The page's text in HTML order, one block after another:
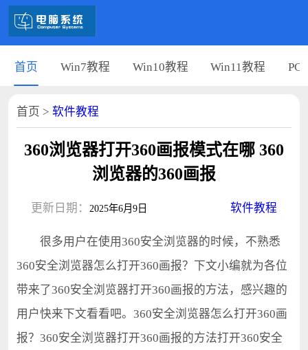
首页 Win7教程 Win10教程 Win11教程 PC
首页 > 软件教程
360浏览器打开360画报模式在哪 360
浏览器的360画报
更新日期： 2025年6月9日 软件教程
很多用户在使用360安全浏览器的时候，不熟悉
360安全浏览器怎么打开360画报？下文小编就为各位
带来了360安全浏览器打开360画报的方法，感兴趣的
用户快来下文看看吧。360安全浏览器怎么打开360画
报？360安全浏览器打开360画报的方法打开360安全